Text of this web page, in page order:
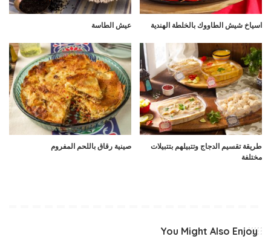
اسياخ شيش الطاووك بالخلطة الهندية عيش الطاسة
طريقة تقسيم الدجاج وتتبيلهم بتتبيلات
مختلفة
صينية رقاق باللحم المفروم
You Might Also Enjoy